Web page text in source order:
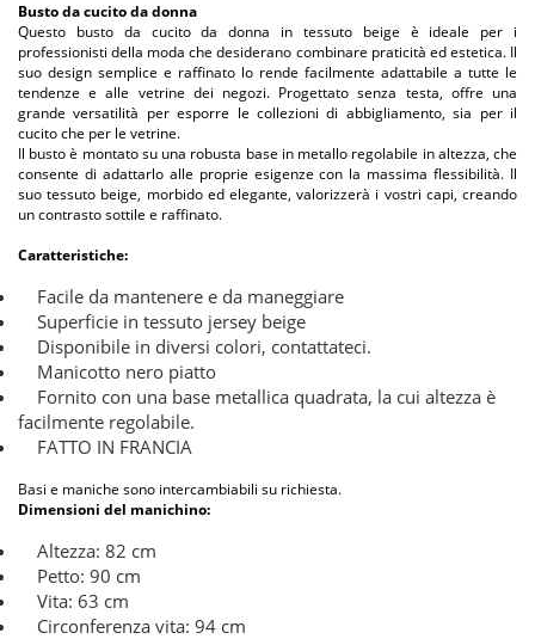
Busto da cucito da donna
Questo busto da cucito da donna in tessuto beige è ideale per i
professionisti della moda che desiderano combinare praticità ed estetica. Il
suo design semplice e raffinato lo rende facilmente adattabile a tutte le
tendenze e alle vetrine dei negozi. Progettato senza testa, offre una
grande versatilità per esporre le collezioni di abbigliamento, sia per il
cucito che per le vetrine.
Il busto è montato su una robusta base in metallo regolabile in altezza, che
consente di adattarlo alle proprie esigenze con la massima flessibilità. Il
suo tessuto beige, morbido ed elegante, valorizzerà i vostri capi, creando
un contrasto sottile e raffinato.
Caratteristiche:
Facile da mantenere e da maneggiare
Superficie in tessuto jersey beige
Disponibile in diversi colori, contattateci.
Manicotto nero piatto
Fornito con una base metallica quadrata, la cui altezza è
facilmente regolabile.
FATTO IN FRANCIA
Basi e maniche sono intercambiabili su richiesta.
Dimensioni del manichino:
Altezza: 82 cm
Petto: 90 cm
Vita: 63 cm
Circonferenza vita: 94 cm